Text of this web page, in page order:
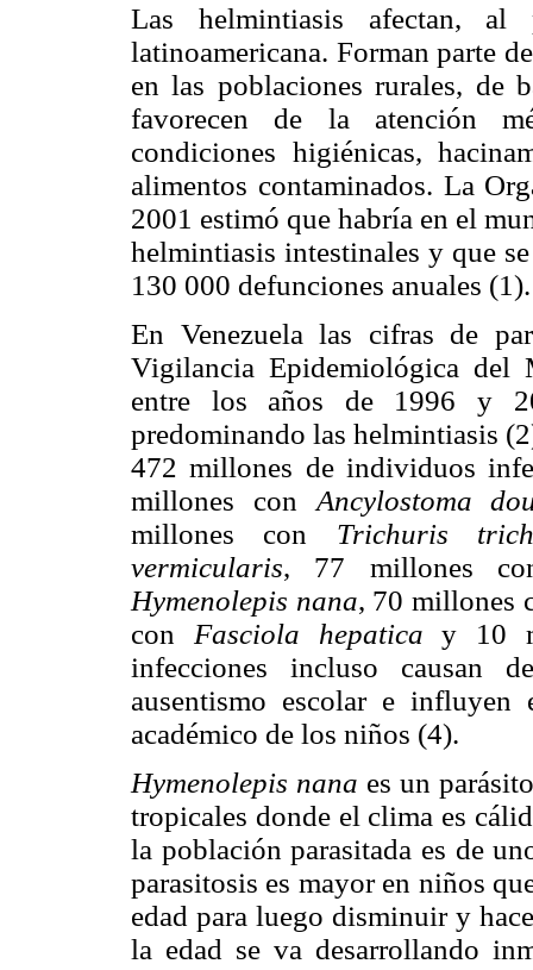
Las helmintiasis afectan,
latinoamericana. Forman parte
en las poblaciones rurales, de
favorecen de la atención
condiciones higiénicas,
alimentos contaminados. La
2001 estimó que habría en el
helmintiasis intestinales y que
130 000 defunciones anuales (1).
En Venezuela las cifras de
Vigilancia Epidemiológica del
entre los años de 1996 y
predominando las helmintiasis
472 millones de individuos
millones con Ancylostoma
millones con Trichuris
vermicularis, 77 millones
Hymenolepis nana, 70 millones
con Fasciola hepatica y 10
infecciones incluso causan
ausentismo escolar e
académico de los niños (4).
Hymenolepis nana es un
tropicales donde el clima es
la población parasitada es de
parasitosis es mayor en niños
edad para luego disminuir y
la edad se va desarrollando